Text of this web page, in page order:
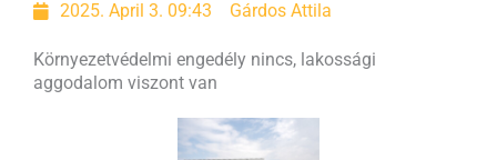
2025. April 3. 09:43 Gárdos Attila
Környezetvédelmi engedély nincs, lakossági
aggodalom viszont van